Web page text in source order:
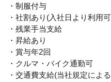
・制服付与
・社割あり(入社日より利用
・残業手当支給
・昇給あり
・賞与年2回
・クルマ・バイク通勤可
・交通費支給(当社規定によ